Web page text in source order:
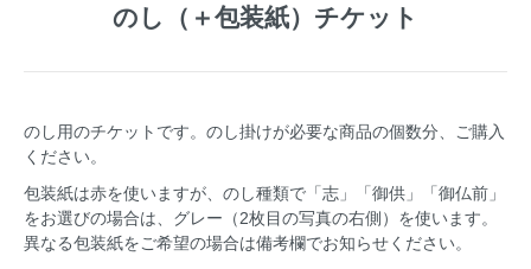
のし（＋包装紙）チケット
のし用のチケットです。のし掛けが必要な商品の個数分、ご購入
ください。
包装紙は赤を使いますが、のし種類で「志」「御供」「御仏前」
をお選びの場合は、グレー（2枚目の写真の右側）を使います。
異なる包装紙をご希望の場合は備考欄でお知らせください。